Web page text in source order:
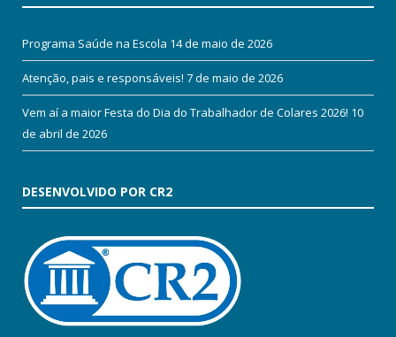
Programa Saúde na Escola 14 de maio de 2026
Atenção, pais e responsáveis! 7 de maio de 2026
Vem aí a maior Festa do Dia do Trabalhador de Colares 2026! 10
de abril de 2026
DESENVOLVIDO POR CR2